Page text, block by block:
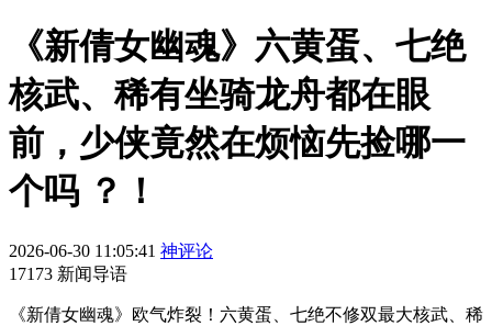
《新倩女幽魂》六黄蛋、七绝
核武、稀有坐骑龙舟都在眼
前，少侠竟然在烦恼先捡哪一
个吗 ？！
2026-06-30 11:05:41 神评论
17173 新闻导语
《新倩女幽魂》欧气炸裂！六黄蛋、七绝不修双最大核武、稀